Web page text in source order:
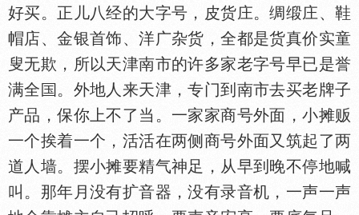
好买。正儿八经的大字号，皮货庄。绸缎庄、鞋
帽店、金银首饰、洋广杂货，全都是货真价实童
叟无欺，所以天津南市的许多家老字号早已是誉
满全
。外地人来天津，专门到南市去买老牌子
产品，保你上不了当。一家家商号外面，小摊贩
一个挨着一个，活活在两侧商号外面又筑起了两
道人墙。摆小摊要精气神足，从早到晚不停地喊
叫。那年月没有扩音器，没有录音机，一声一声